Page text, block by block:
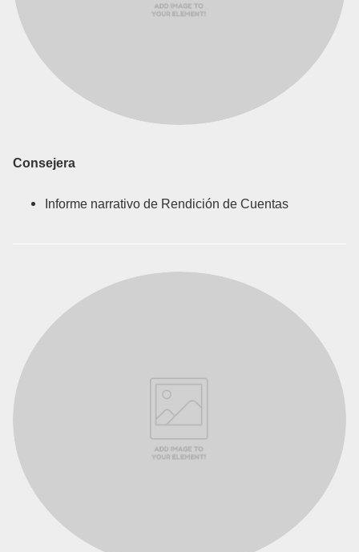
Consejera
Informe narrativo de Rendición de Cuentas